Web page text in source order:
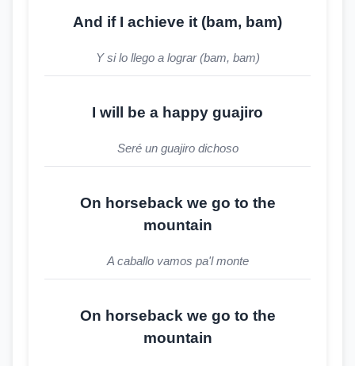
And if I achieve it (bam, bam)
Y si lo llego a lograr (bam, bam)
I will be a happy guajiro
Seré un guajiro dichoso
On horseback we go to the
mountain
A caballo vamos pa'l monte
On horseback we go to the
mountain